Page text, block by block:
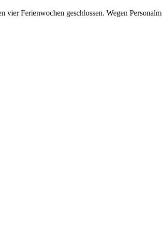
Ferienwochen geschlossen. Wegen